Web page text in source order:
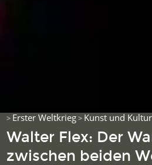
> Erster Weltkrieg> Kunst und Kultur
Walter Flex: Der
zwischen beiden